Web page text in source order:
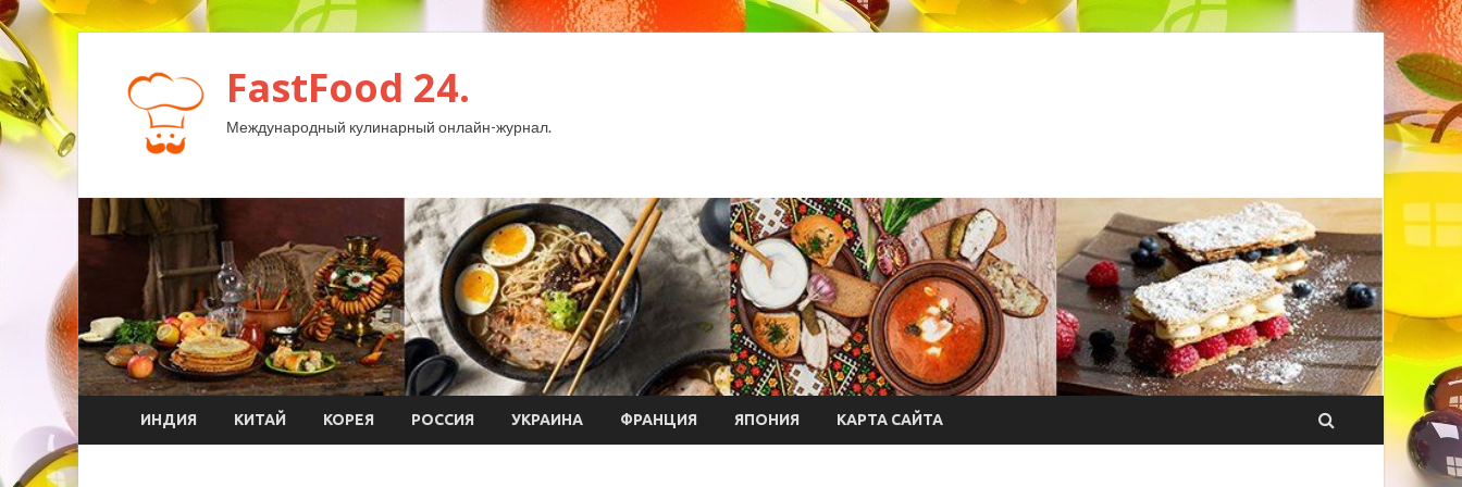
FastFood 24.
Международный кулинарный онлайн-журнал.
ИНДИЯ КИТАЙ КОРЕЯ РОССИЯ УКРАИНА ФРАНЦИЯ ЯПОНИЯ КАРТА САЙТА